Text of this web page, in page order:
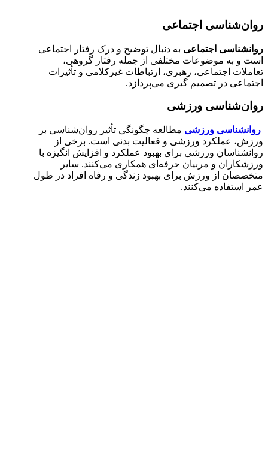
روان‌شناسی اجتماعی
روانشناسی اجتماعی به دنبال توضیح و درک رفتار اجتماعی
است و به موضوعات مختلفی از جمله رفتار گروهی،
تعاملات اجتماعی، رهبری، ارتباطات غیرکلامی و تأثیرات
اجتماعی در تصمیم گیری می‌پردازد.
روان‌شناسی ورزشی
روانشناسی ورزشی مطالعه چگونگی تأثیر روان‌شناسی بر
ورزش، عملکرد ورزشی و فعالیت بدنی است. برخی از
روانشناسان ورزشی برای بهبود عملکرد و افزایش انگیزه با
ورزشکاران و مربیان حرفه‌ای همکاری می‌کنند. سایر
متخصصان از ورزش برای بهبود زندگی و رفاه افراد در طول
عمر استفاده می‌کنند.